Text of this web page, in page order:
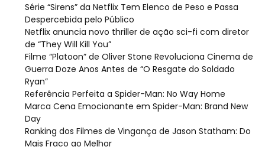
Série “Sirens” da Netflix Tem Elenco de Peso e Passa
Despercebida pelo Público
Netflix anuncia novo thriller de ação sci-fi com diretor
de “They Will Kill You”
Filme “Platoon” de Oliver Stone Revoluciona Cinema de
Guerra Doze Anos Antes de “O Resgate do Soldado
Ryan”
Referência Perfeita a Spider-Man: No Way Home
Marca Cena Emocionante em Spider-Man: Brand New
Day
Ranking dos Filmes de Vingança de Jason Statham: Do
Mais Fraco ao Melhor